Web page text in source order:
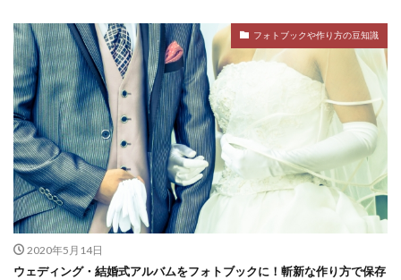
フォトブックや作り方の豆知識
2020年5月14日
ウェディング・結婚式アルバムをフォトブックに！斬新な作り方で保存